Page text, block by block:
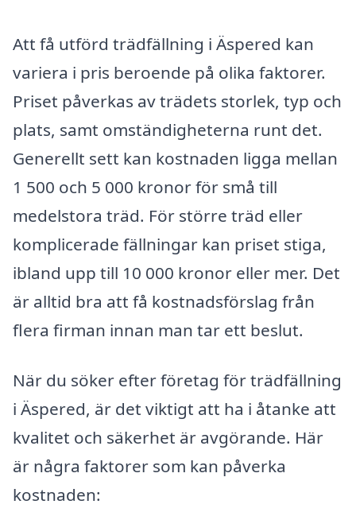
Att få utförd trädfällning i Äspered kan
variera i pris beroende på olika faktorer.
Priset påverkas av trädets storlek, typ och
plats, samt omständigheterna runt det.
Generellt sett kan kostnaden ligga mellan
1 500 och 5 000 kronor för små till
medelstora träd. För större träd eller
komplicerade fällningar kan priset stiga,
ibland upp till 10 000 kronor eller mer. Det
är alltid bra att få kostnadsförslag från
flera firman innan man tar ett beslut.
När du söker efter företag för trädfällning
i Äspered, är det viktigt att ha i åtanke att
kvalitet och säkerhet är avgörande. Här
är några faktorer som kan påverka
kostnaden: